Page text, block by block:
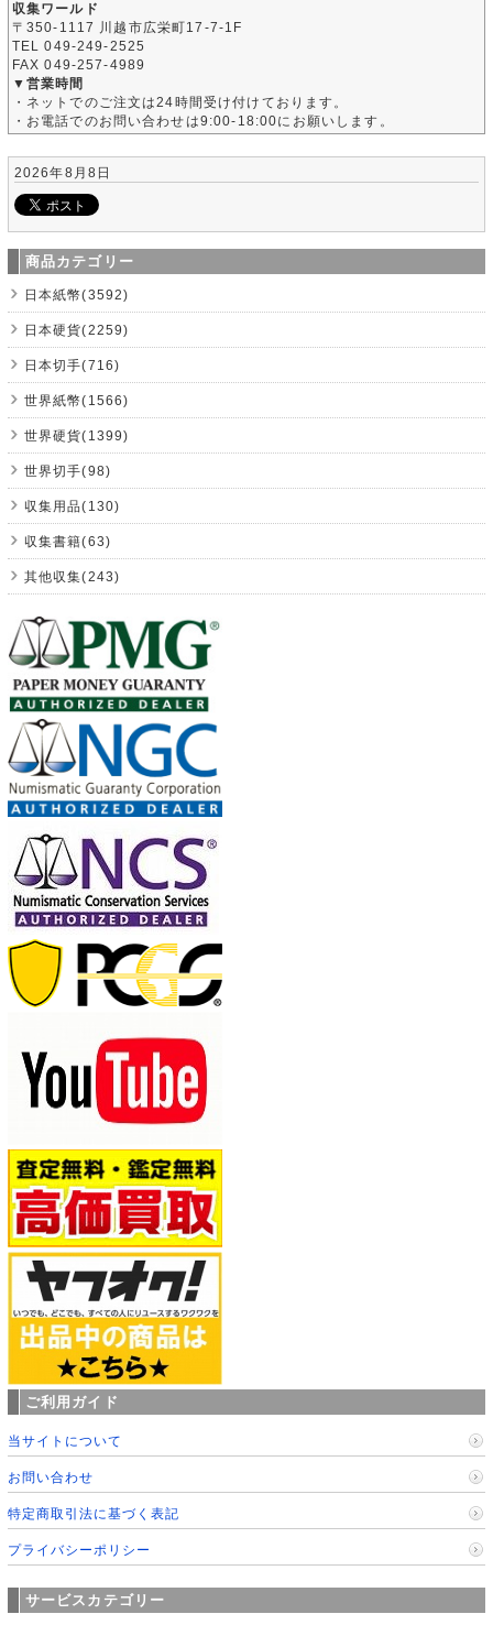
収集ワールド
〒350-1117 川越市広栄町17-7-1F
TEL 049-249-2525
FAX 049-257-4989
▼営業時間
・ネットでのご注文は24時間受け付けております。
・お電話でのお問い合わせは9:00-18:00にお願いします。
2026年8月8日
商品カテゴリー
日本紙幣(3592)
日本硬貨(2259)
日本切手(716)
世界紙幣(1566)
世界硬貨(1399)
世界切手(98)
収集用品(130)
収集書籍(63)
其他収集(243)
ご利用ガイド
当サイトについて
お問い合わせ
特定商取引法に基づく表記
プライバシーポリシー
サービスカテゴリー